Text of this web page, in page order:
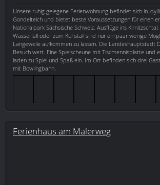
Unsere ruhig gelegene Ferienwohnung befindet sich in
Gondelteich und bietet beste Voraussetzungen für einen
Nationalpark Sächsische Schweiz. Ausflüge ins Kirnitzschtal,
Wasserfall oder zum Kuhstall sind nur ein paar wenige
Langeweile aufkommen zu lassen. Die Landeshauptstadt
Besuch wert. Eine Spielscheune mit Tischtennisplatte und
laden zu Spiel und Spaß ein. Im Ort befinden sich drei
mit Bowlingbahn.
Ferienhaus am Malerweg